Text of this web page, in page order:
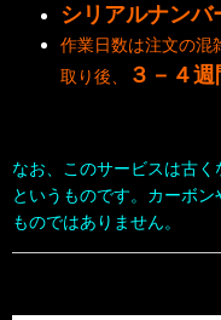
シリアルナンバ
作業日数は注文の混
取り後、
３－４週
なお、このサービスは古
というものです。カーボ
ものではありません。